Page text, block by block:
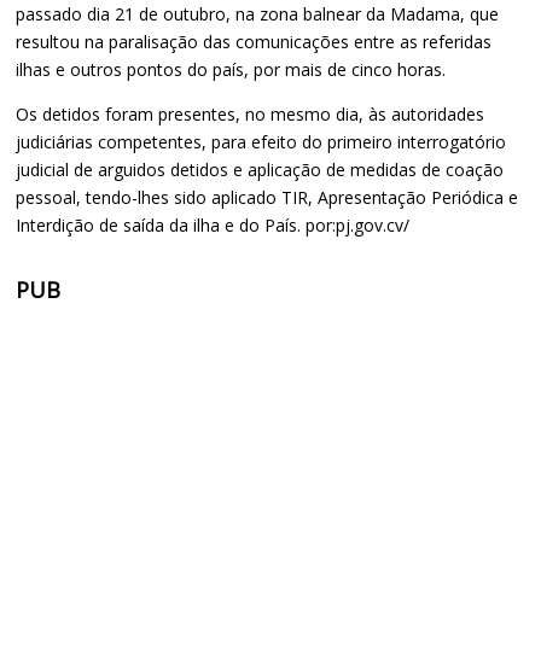
passado dia 21 de outubro, na zona balnear da Madama, que
resultou na paralisação das comunicações entre as referidas
ilhas e outros pontos do país, por mais de cinco horas.
Os detidos foram presentes, no mesmo dia, às autoridades
judiciárias competentes, para efeito do primeiro interrogatório
judicial de arguidos detidos e aplicação de medidas de coação
pessoal, tendo-lhes sido aplicado TIR, Apresentação Periódica e
Interdição de saída da ilha e do País. por:pj.gov.cv/
PUB